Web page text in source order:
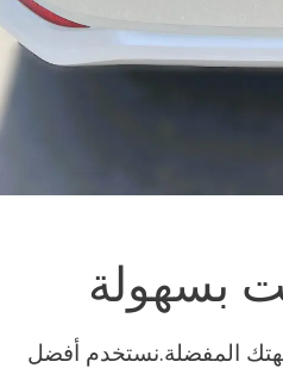
بسهولة
المفضلة.نستخدم أفضل